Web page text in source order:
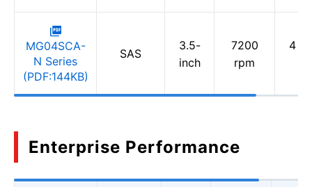
MG04SCA-
N Series
(PDF:144KB)
SAS
3.5-
inch
7200
rpm
4
Enterprise Performance